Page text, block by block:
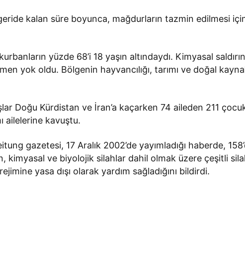
kalan süre boyunca, mağdurların tazmin edilmesi
yüzde 68’i 18 yaşın altındaydı. Kimyasal
yok oldu. Bölgenin hayvancılığı, tarımı ve doğal
Doğu Kürdistan ve İran’a kaçarken 74 aileden 211
ailelerine kavuştu.
gazetesi, 17 Aralık 2002’de yayımladığı haberde,
kimyasal ve biyolojik silahlar dahil olmak üzere çeşitli
yasa dışı olarak yardım sağladığını bildirdi.
43 otobüs durağı
Batman’da